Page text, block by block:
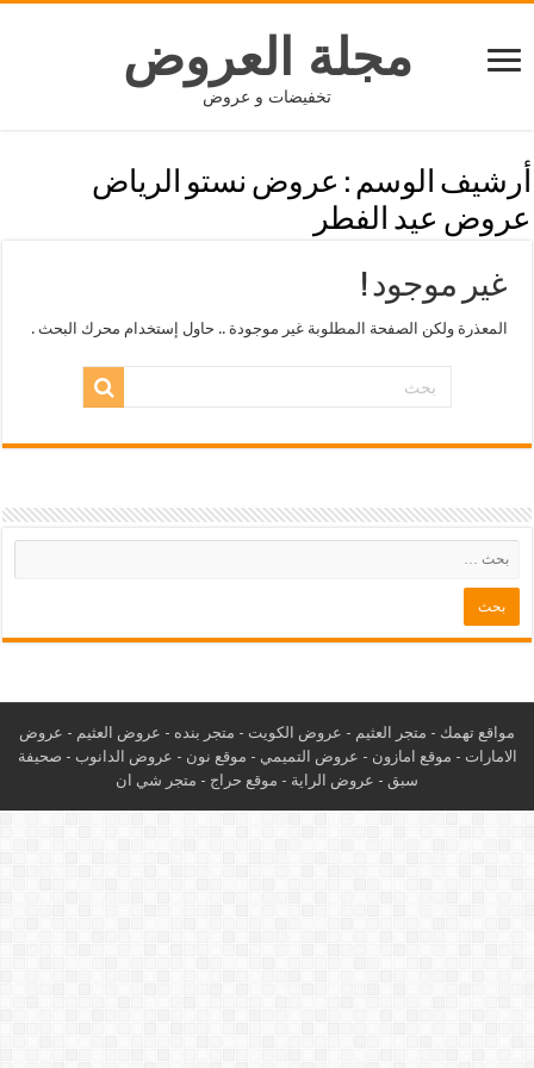
مجلة العروض
تخفيضات و عروض
أرشيف الوسم : عروض نستو الرياض
عروض عيد الفطر
غير موجود !
المعذرة ولكن الصفحة المطلوبة غير موجودة .. حاول إستخدام محرك البحث .
مواقع تهمك - متجر العثيم - عروض الكويت - متجر بنده - عروض العثيم - عروض
الامارات - موقع امازون - عروض التميمي - موقع نون - عروض الدانوب - صحيفة
سبق - عروض الراية - موقع حراج - متجر شي ان